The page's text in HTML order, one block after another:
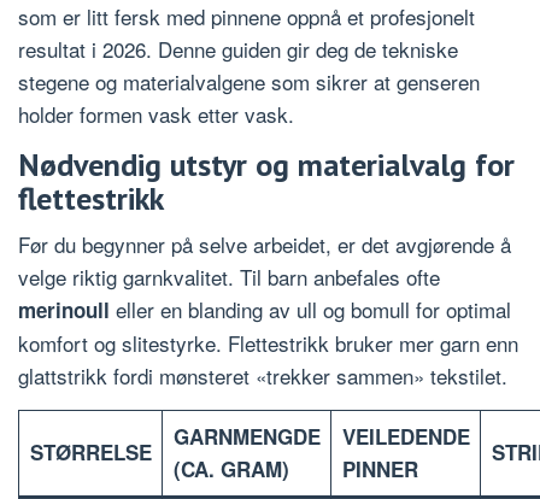
som er litt fersk med pinnene oppnå et profesjonelt
resultat i 2026. Denne guiden gir deg de tekniske
stegene og materialvalgene som sikrer at genseren
holder formen vask etter vask.
Nødvendig utstyr og materialvalg for
flettestrikk
Før du begynner på selve arbeidet, er det avgjørende å
velge riktig garnkvalitet. Til barn anbefales ofte
merinoull eller en blanding av ull og bomull for optimal
komfort og slitestyrke. Flettestrikk bruker mer garn enn
glattstrikk fordi mønsteret «trekker sammen» tekstilet.
STØRRELSE
GARNMENGDE
(CA. GRAM)
VEILEDENDE
PINNER